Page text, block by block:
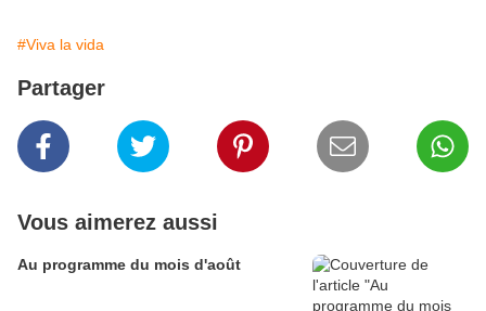
#Viva la vida
Partager
Vous aimerez aussi
Au programme du mois d'août